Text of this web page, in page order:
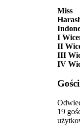
Miss
I
II
III
IV
19